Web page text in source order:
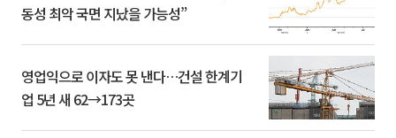
동성 최악 국면 지났을 가능성”
영업익으로 이자도 못 낸다…건설 한계기
업 5년 새 62→173곳